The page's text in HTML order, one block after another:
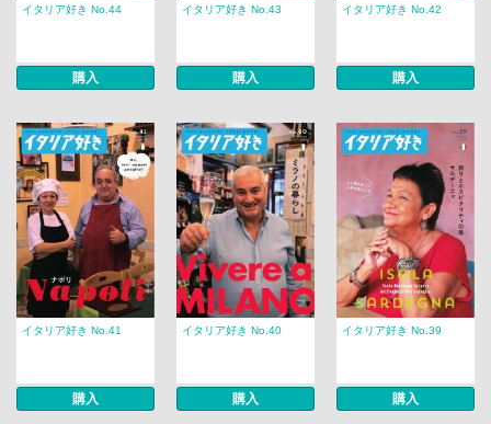
イタリア好き No.44
購入
イタリア好き No.43
購入
イタリア好き No.42
購入
イタリア好き No.41
購入
イタリア好き No.40
購入
イタリア好き No.39
購入